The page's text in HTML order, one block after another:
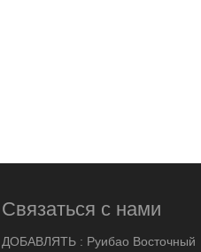
Связаться с нами
ДОБАВЛЯТЬ : Руибао Восточный